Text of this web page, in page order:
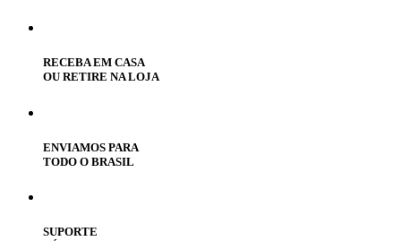
RECEBA EM CASA
OU RETIRE NA LOJA
ENVIAMOS PARA
TODO O BRASIL
SUPORTE